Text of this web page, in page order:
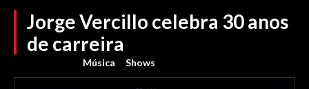
Jorge Vercillo celebra 30 anos
de carreira
Música Shows